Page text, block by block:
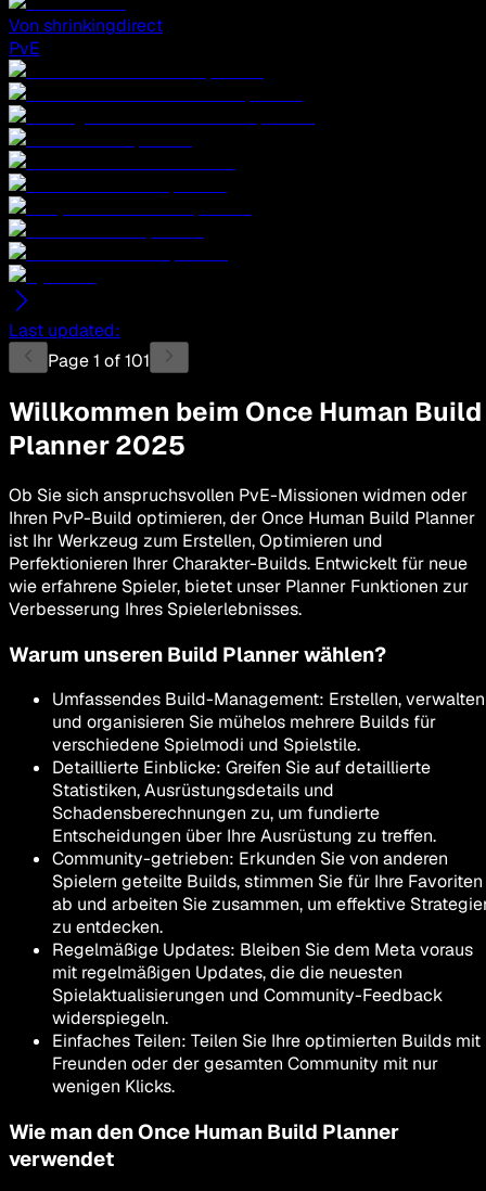
Von shrinkingdirect
PvE
Last updated:
Page1 of101
Willkommen beim Once Human Build
Planner 2025
Ob Sie sich anspruchsvollen PvE-Missionen widmen oder
Ihren PvP-Build optimieren, der Once Human Build Planner
ist Ihr Werkzeug zum Erstellen, Optimieren und
Perfektionieren Ihrer Charakter-Builds. Entwickelt für neue
wie erfahrene Spieler, bietet unser Planner Funktionen zur
Verbesserung Ihres Spielerlebnisses.
Warum unseren Build Planner wählen?
Umfassendes Build-Management: Erstellen, verwalten
und organisieren Sie mühelos mehrere Builds für
verschiedene Spielmodi und Spielstile.
Detaillierte Einblicke: Greifen Sie auf detaillierte
Statistiken, Ausrüstungsdetails und
Schadensberechnungen zu, um fundierte
Entscheidungen über Ihre Ausrüstung zu treffen.
Community-getrieben: Erkunden Sie von anderen
Spielern geteilte Builds, stimmen Sie für Ihre Favoriten
ab und arbeiten Sie zusammen, um effektive
zu entdecken.
Regelmäßige Updates: Bleiben Sie dem Meta voraus
mit regelmäßigen Updates, die die neuesten
Spielaktualisierungen und Community-Feedback
widerspiegeln.
Einfaches Teilen: Teilen Sie Ihre optimierten Builds mit
Freunden oder der gesamten Community mit nur
wenigen Klicks.
Wie man den Once Human Build Planner
verwendet